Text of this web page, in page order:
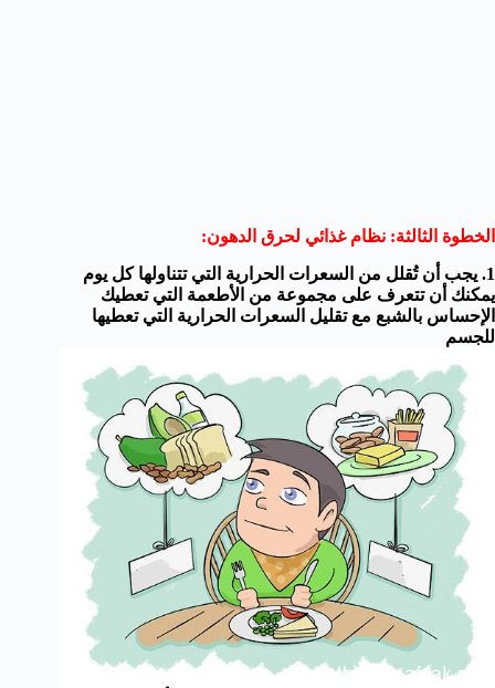
الخطوة الثالثة: نظام غذائي لحرق الدهون:
1. يجب أن تُقلل من السعرات الحرارية التي تتناولها كل يوم
يمكنك أن تتعرف على مجموعة من الأطعمة التي تعطيك
الإحساس بالشبع مع تقليل السعرات الحرارية التي تعطيها
للجسم